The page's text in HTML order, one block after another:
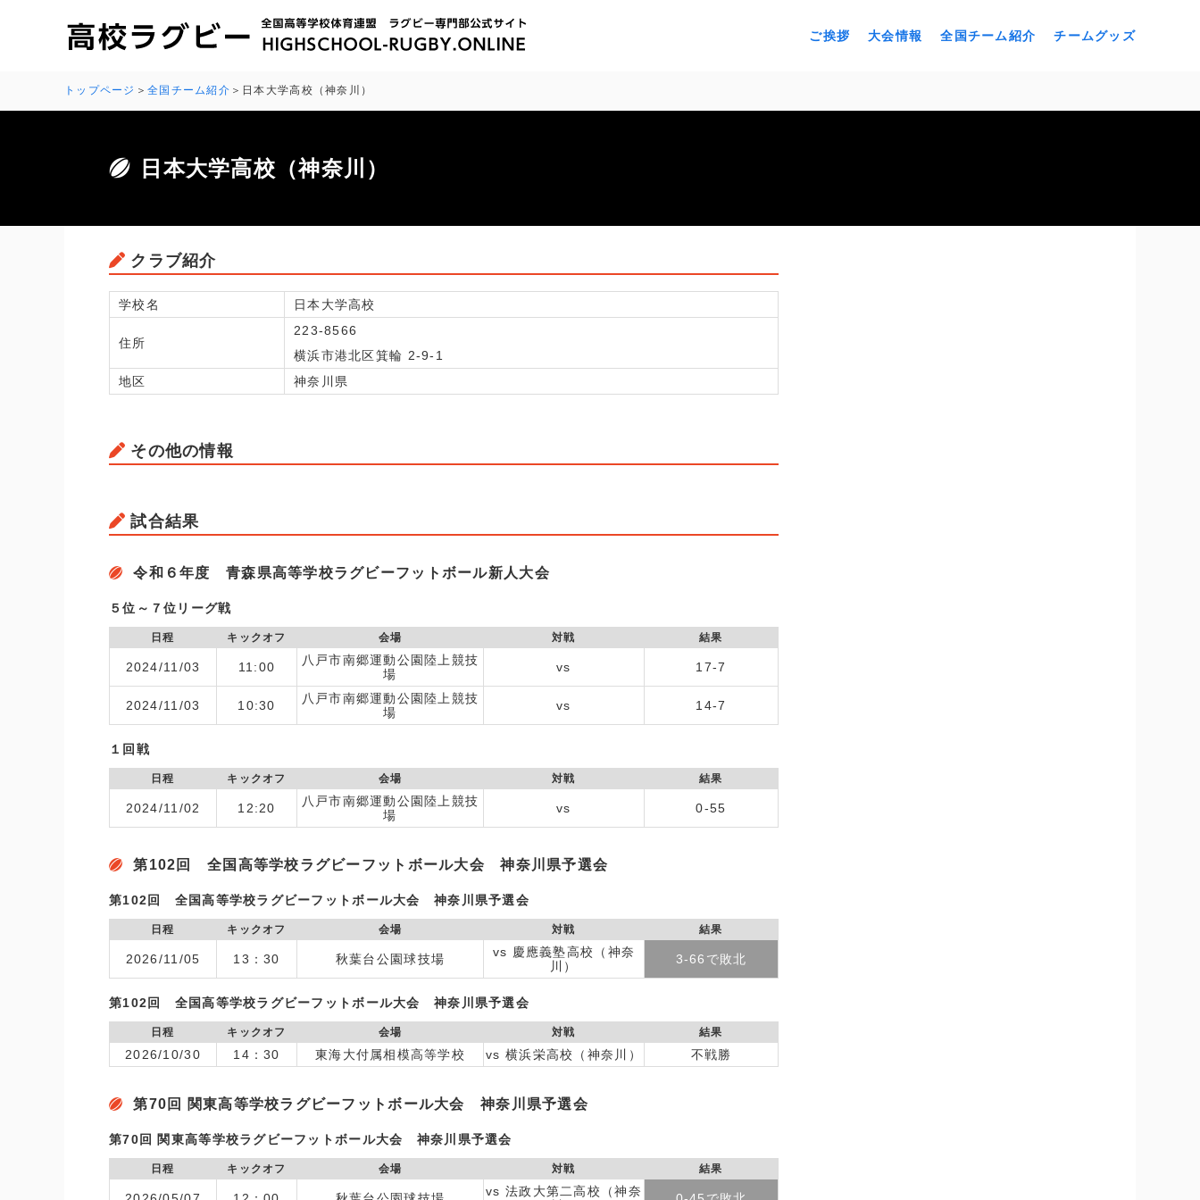
ご挨拶 大会情報 全国チーム紹介 チームグッズ
トップページ 全国チーム紹介 日本大学高校（神奈川）
日本大学高校（神奈川）
クラブ紹介
学校名 日本大学高校
住所
223-8566
横浜市港北区箕輪 2-9-1
地区
神奈川県
その他の情報
試合結果
令和６年度 青森県高等学校ラグビーフットボール新人大会
５位～７位リーグ戦
日程 キックオフ 会場 対戦 結果
2024/11/03 11:00
八戸市南郷運動公園陸上競技
場
vs 17-7
2024/11/03 10:30
八戸市南郷運動公園陸上競技
場
vs 14-7
１回戦
日程 キックオフ 会場 対戦 結果
2024/11/02 12:20
八戸市南郷運動公園陸上競技
場
vs 0-55
第102回 全国高等学校ラグビーフットボール大会 神奈川県予選会
第102回 全国高等学校ラグビーフットボール大会 神奈川県予選会
日程 キックオフ 会場 対戦 結果
2026/11/05 13：30 秋葉台公園球技場
vs 慶應義塾高校（神奈
川）
3-66で敗北
第102回 全国高等学校ラグビーフットボール大会 神奈川県予選会
日程 キックオフ 会場 対戦 結果
2026/10/30 14：30 東海大付属相模高等学校 vs 横浜栄高校（神奈川） 不戦勝
第70回 関東高等学校ラグビーフットボール大会 神奈川県予選会
第70回 関東高等学校ラグビーフットボール大会 神奈川県予選会
日程 キックオフ 会場 対戦 結果
vs 法政大第二高校（神奈